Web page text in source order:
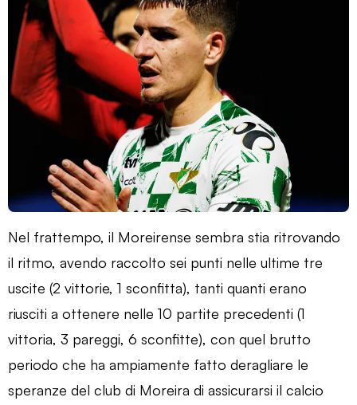
Nel frattempo, il Moreirense sembra stia ritrovando
il ritmo, avendo raccolto sei punti nelle ultime tre
uscite (2 vittorie, 1 sconfitta), tanti quanti erano
riusciti a ottenere nelle 10 partite precedenti (1
vittoria, 3 pareggi, 6 sconfitte), con quel brutto
periodo che ha ampiamente fatto deragliare le
speranze del club di Moreira di assicurarsi il calcio